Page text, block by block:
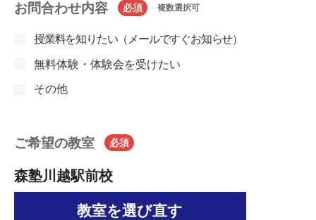
お問合わせ内容 必須 複数選択可
授業料を知りたい（メールですぐお知らせ）
無料体験・体験会を受けたい
その他
ご希望の教室 必須
森塾川越駅前校
教室を選び直す